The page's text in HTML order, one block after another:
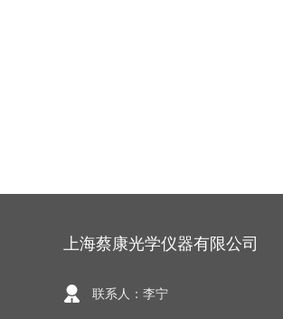
上海蔡康光学仪器有限公司
联系人：李宁